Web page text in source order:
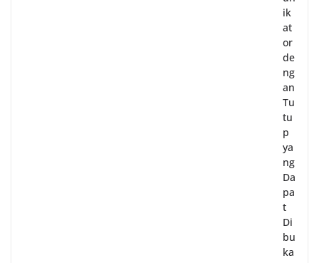
ik
at
or
de
ng
an
Tu
tu
p
ya
ng
Da
pa
t
Di
bu
ka